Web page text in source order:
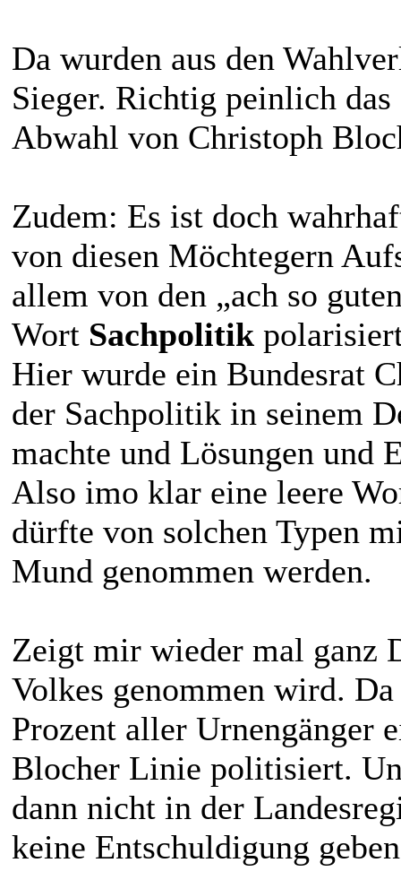
Da wurden aus den
Sieger. Richtig peinlich
Abwahl von Christoph
Zudem: Es ist doch
von diesen Möchtegern
allem von den „ach so
Wort Sachpolitik
Hier wurde ein Bundesrat
der Sachpolitik in seinem
machte und Lösungen und
Also imo klar eine leere
dürfte von solchen Typen
Mund genommen werden.
Zeigt mir wieder mal ganz
Volkes genommen wird.
Prozent aller Urnengänger
Blocher Linie politisiert.
dann nicht in der
keine Entschuldigung